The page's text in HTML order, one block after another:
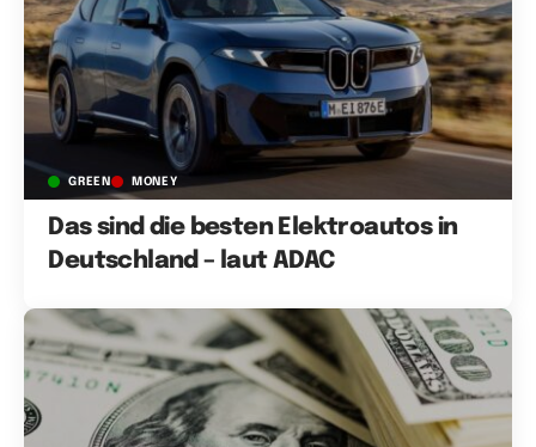
GREEN MONEY
Das sind die besten Elektroautos in
Deutschland – laut ADAC